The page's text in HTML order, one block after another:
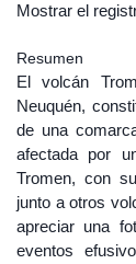
Mostrar el
Resumen
El volcán
Neuquén,
de una
afectada por
Tromen, con
junto a otros
apreciar una
eventos